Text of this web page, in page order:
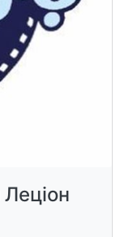
Леціон